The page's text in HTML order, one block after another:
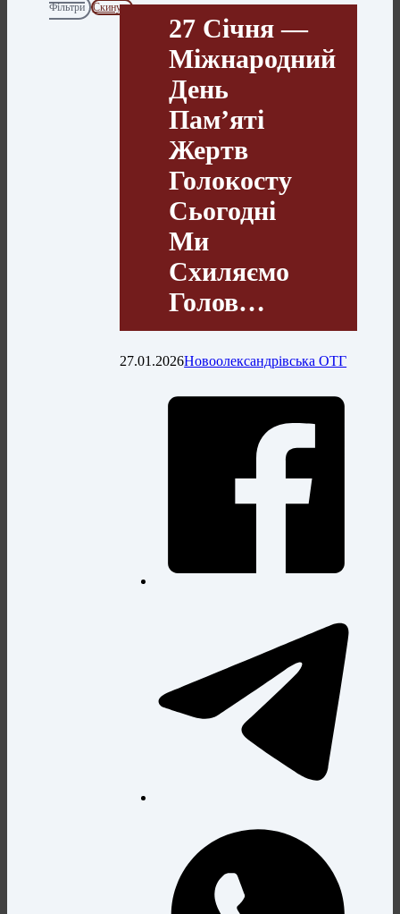
Фільтри
Скинути
27 Січня —
Міжнародний
День
Пам’яті
Жертв
Голокосту
Сьогодні
Ми
Схиляємо
Голов…
27.01.2026Новоолександрівська ОТГ